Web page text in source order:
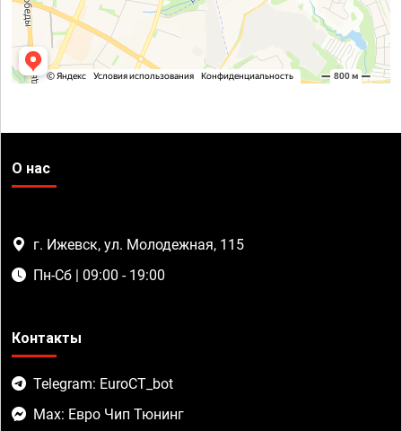
О нас
г. Ижевск, ул. Молодежная, 115
Пн-Сб | 09:00 - 19:00
Контакты
Telegram: EuroCT_bot
Max: Евро Чип Тюнинг